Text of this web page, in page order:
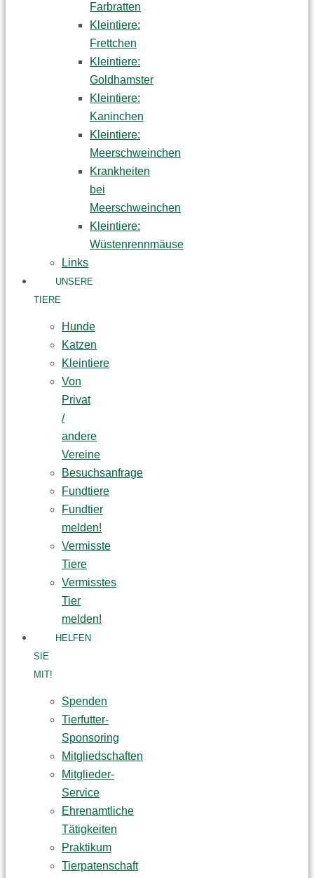
Farbratten
Kleintiere:
Frettchen
Kleintiere:
Goldhamster
Kleintiere:
Kaninchen
Kleintiere:
Meerschweinchen
Krankheiten
bei
Meerschweinchen
Kleintiere:
Wüstenrennmäuse
Links
UNSERE
TIERE
Hunde
Katzen
Kleintiere
Von
Privat
/
andere
Vereine
Besuchsanfrage
Fundtiere
Fundtier
melden!
Vermisste
Tiere
Vermisstes
Tier
melden!
HELFEN
SIE
MIT!
Spenden
Tierfutter-
Sponsoring
Mitgliedschaften
Mitglieder-
Service
Ehrenamtliche
Tätigkeiten
Praktikum
Tierpatenschaft